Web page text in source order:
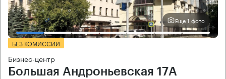
Еще 1 фото
БЕЗ КОМИССИИ
Бизнес-центр
Большая Андроньевская 17А